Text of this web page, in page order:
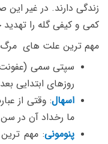
زندگی دارند. در غیر این
کمی و کیفی گله را
مهم ترین علت های مرگ
سپتی سمی (عفونت
روزهای ابتدایی
اسهال: وقتی از
ما رخداد آن در سن کمتر
پنومونی: مهم